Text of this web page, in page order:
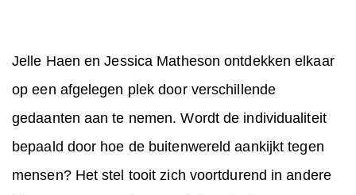
Jelle Haen en Jessica Matheson ontdekken elkaar
op een afgelegen plek door verschillende
gedaanten aan te nemen. Wordt de individualiteit
bepaald door hoe de buitenwereld aankijkt tegen
mensen? Het stel tooit zich voortdurend in andere